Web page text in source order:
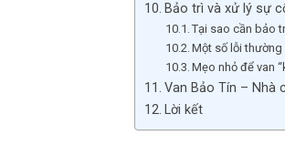
Bảo trì và xử lý sự
Tại sao cần bảo
Một số lỗi
Mẹo nhỏ để van
Van Bảo Tín – Nhà
Lời kết